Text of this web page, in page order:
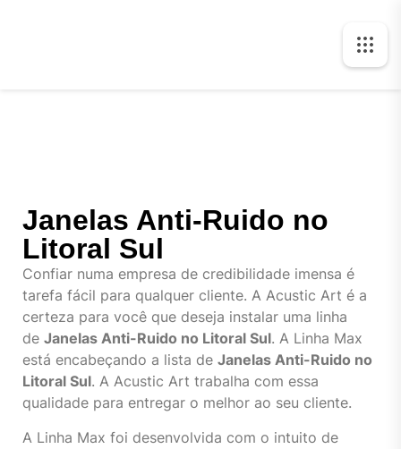
Janelas Anti-Ruido no
Litoral Sul
Confiar numa empresa de credibilidade imensa é
tarefa fácil para qualquer cliente. A Acustic Art é a
certeza para você que deseja instalar uma linha
de Janelas Anti-Ruido no Litoral Sul. A Linha Max
está encabeçando a lista de Janelas Anti-Ruido no
Litoral Sul. A Acustic Art trabalha com essa
qualidade para entregar o melhor ao seu cliente.
A Linha Max foi desenvolvida com o intuito de